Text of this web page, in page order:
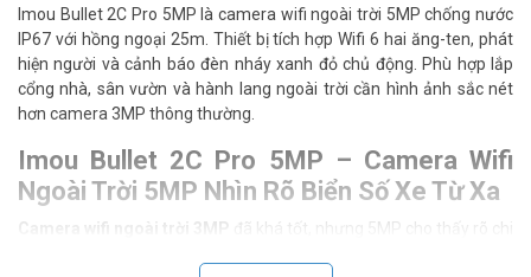
Imou Bullet 2C Pro 5MP là camera wifi ngoài trời 5MP chống nước
IP67 với hồng ngoại 25m. Thiết bị tích hợp Wifi 6 hai ăng-ten, phát
hiện người và cảnh báo đèn nháy xanh đỏ chủ động. Phù hợp lắp
cổng nhà, sân vườn và hành lang ngoài trời cần hình ảnh sắc nét
hơn camera 3MP thông thường.
Imou Bullet 2C Pro 5MP – Camera Wifi
Ngoài Trời 5MP Nhìn Rõ Biển Số Xe Từ Xa
Camera wifi ngoài trời 3MP
đã khá tốt, nhưng 5MP cho thấy rõ chi